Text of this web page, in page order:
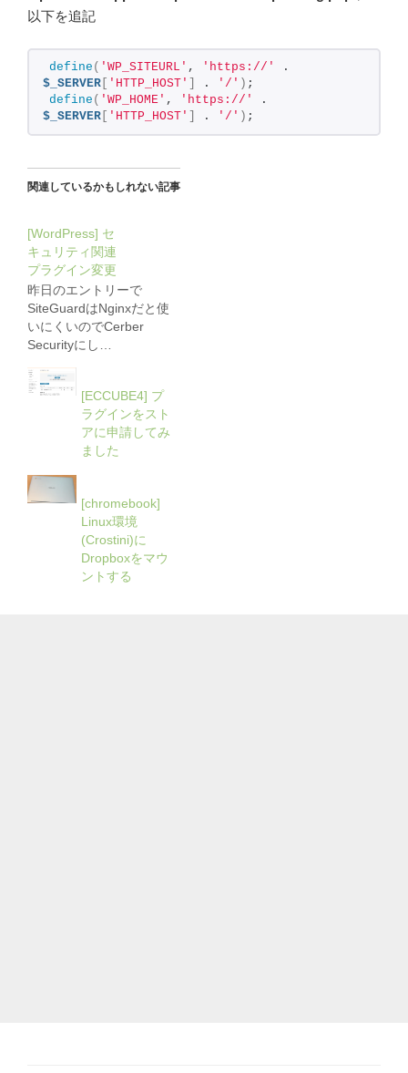
以下を追記
define ( 'WP_SITEURL' , 'https://'
$_SERVER
'HTTP_HOST' . '/' ) ;
define ( 'WP_HOME' , 'https://'
$_SERVER
'HTTP_HOST' . '/' ) ;
関連しているかもしれない記事
[WordPress] セ
キュリティ関連
プラグイン変更
昨日のエントリーで
SiteGuardはNginxだと使
いにくいのでCerber
Securityにし…
[ECCUBE4] プ
ラグインをスト
アに申請してみ
ました
[chromebook]
Linux環境
(Crostini)に
Dropboxをマウ
ントする